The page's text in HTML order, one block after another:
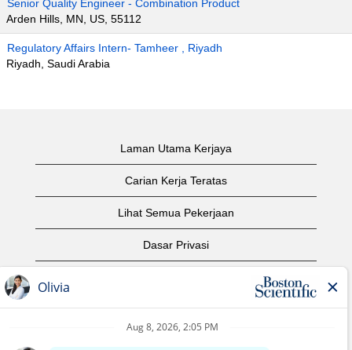
Senior Quality Engineer - Combination Product
Arden Hills, MN, US, 55112
Regulatory Affairs Intern- Tamheer , Riyadh
Riyadh, Saudi Arabia
Laman Utama Kerjaya
Carian Kerja Teratas
Lihat Semua Pekerjaan
Dasar Privasi
Notis Hak Cipta